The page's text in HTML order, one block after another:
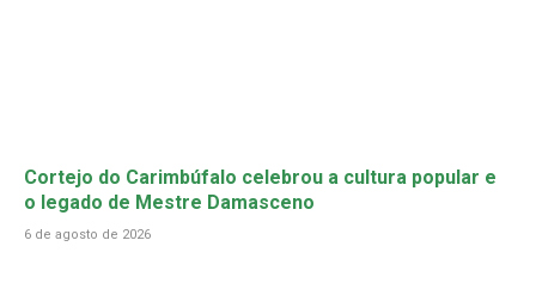
Cortejo do Carimbúfalo celebrou a cultura popular e
o legado de Mestre Damasceno
6 de agosto de 2026